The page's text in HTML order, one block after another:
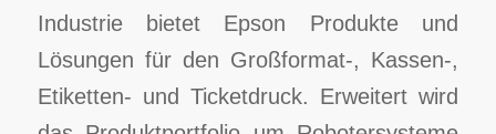
Industrie bietet Epson Produkte und
Lösungen für den Großformat-, Kassen-,
Etiketten- und Ticketdruck. Erweitert wird